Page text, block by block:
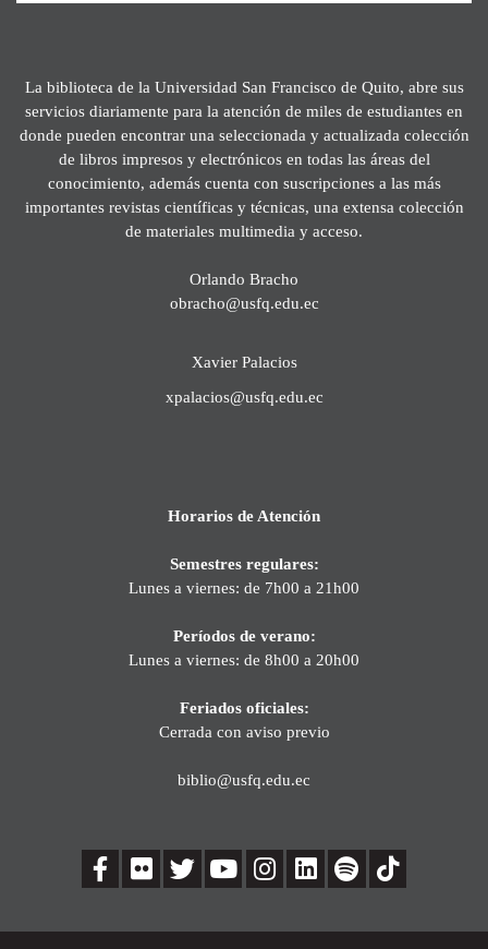
La biblioteca de la Universidad San Francisco de Quito, abre sus
servicios diariamente para la atención de miles de estudiantes en
donde pueden encontrar una seleccionada y actualizada colección
de libros impresos y electrónicos en todas las áreas del
conocimiento, además cuenta con suscripciones a las más
importantes revistas científicas y técnicas, una extensa colección
de materiales multimedia y acceso.
Orlando Bracho
obracho@usfq.edu.ec
Xavier Palacios
xpalacios@usfq.edu.ec
Horarios de Atención
Semestres regulares:
Lunes a viernes: de 7h00 a 21h00
Períodos de verano:
Lunes a viernes: de 8h00 a 20h00
Feriados oficiales:
Cerrada con aviso previo
biblio@usfq.edu.ec